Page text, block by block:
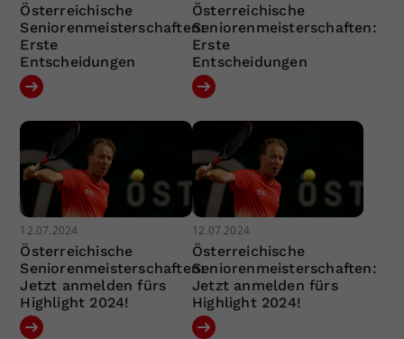
Österreichische
Seniorenmeisterschaften:
Erste
Entscheidungen
Österreichische
Seniorenmeisterschaften:
Erste
Entscheidungen
12.07.2024
Österreichische
Seniorenmeisterschaften:
Jetzt anmelden fürs
Highlight 2024!
12.07.2024
Österreichische
Seniorenmeisterschaften:
Jetzt anmelden fürs
Highlight 2024!